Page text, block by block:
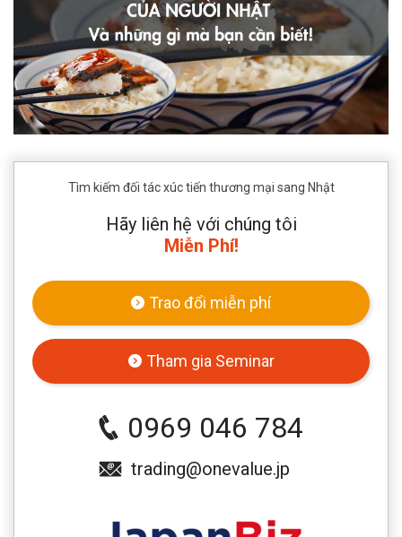
Tìm kiếm đối tác xúc tiến thương mại sang Nhật
Hãy liên hệ với chúng tôi
Miễn Phí!
Trao đổi miễn phí
Tham gia Seminar
0969 046 784
trading@onevalue.jp